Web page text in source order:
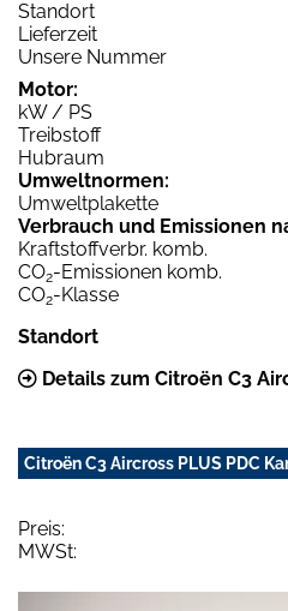
Standort
Lieferzeit
Unsere Nummer
Motor:
kW / PS
Treibstoff
Hubraum
Umweltnormen:
Umweltplakette
Verbrauch und Emissionen
Kraftstoffverbr. komb.
CO2-Emissionen komb.
CO2-Klasse
Standort
Details zum Citroën C3
Citroën C3 Aircross PLUS PDC
Preis:
MWSt: